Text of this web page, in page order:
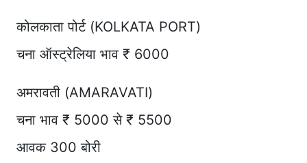
कोलकाता पोर्ट (KOLKATA PORT)
चना ऑस्ट्रेलिया भाव ₹ 6000
अमरावती (AMARAVATI)
चना भाव ₹ 5000 से ₹ 5500
आवक 300 बोरी